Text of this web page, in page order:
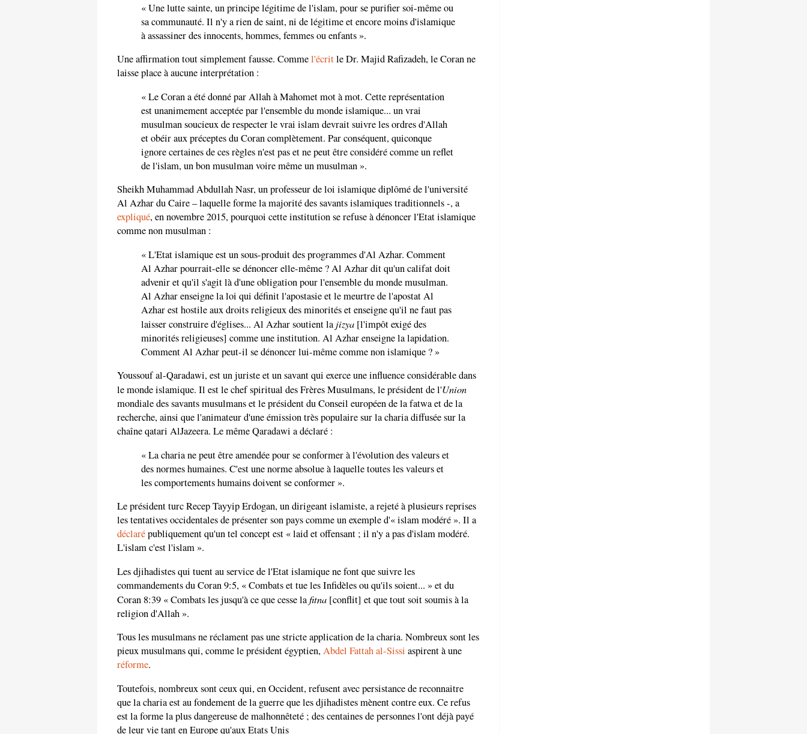
« Une lutte sainte, un principe légitime de l'islam, pour se purifier soi-même ou
sa communauté. Il n'y a rien de saint, ni de légitime et encore moins d'islamique
à assassiner des innocents, hommes, femmes ou enfants ».
Une affirmation tout simplement fausse. Commel'écritle Dr. Majid Rafizadeh, le Coran ne
laisse place à aucune interprétation :
« Le Coran a été donné par Allah à Mahomet mot à mot. Cette représentation
est unanimement acceptée par l'ensemble du monde islamique... un vrai
musulman soucieux de respecter le vrai islam devrait suivre les ordres d'Allah
et obéir aux préceptes du Coran complètement. Par conséquent, quiconque
ignore certaines de ces règles n'est pas et ne peut être considéré comme un reflet
de l'islam, un bon musulman voire même un musulman ».
Sheikh Muhammad Abdullah Nasr, un professeur de loi islamique diplômé de l'université
Al Azhar du Caire – laquelle forme la majorité des savants islamiques traditionnels -, a
expliqué, en novembre 2015, pourquoi cette institution se refuse à dénoncer l'Etat islamique
comme non musulman :
« L'Etat islamique est un sous-produit des programmes d'Al Azhar. Comment
Al Azhar pourrait-elle se dénoncer elle-même ? Al Azhar dit qu'un califat doit
advenir et qu'il s'agit là d'une obligation pour l'ensemble du monde musulman.
Al Azhar enseigne la loi qui définit l'apostasie et le meurtre de l'apostat Al
Azhar est hostile aux droits religieux des minorités et enseigne qu'il ne faut pas
laisser construire d'églises... Al Azhar soutient la jizya [l'impôt exigé des
minorités religieuses] comme une institution. Al Azhar enseigne la lapidation.
Comment Al Azhar peut-il se dénoncer lui-même comme non islamique ? »
Youssouf al-Qaradawi, est un juriste et un savant qui exerce une influence considérable dans
le monde islamique. Il est le chef spiritual des Frères Musulmans, le président de l'Union
mondiale des savants musulmans et le président du Conseil européen de la fatwa et de la
recherche, ainsi que l'animateur d'une émission très populaire sur la charia diffusée sur la
chaîne qatari AlJazeera. Le même Qaradawi a déclaré :
« La charia ne peut être amendée pour se conformer à l'évolution des valeurs et
des normes humaines. C'est une norme absolue à laquelle toutes les valeurs et
les comportements humains doivent se conformer ».
Le président turc Recep Tayyip Erdogan, un dirigeant islamiste, a rejeté à plusieurs reprises
les tentatives occidentales de présenter son pays comme un exemple d'« islam modéré ». Il a
déclarépubliquement qu'un tel concept est « laid et offensant ; il n'y a pas d'islam modéré.
L'islam c'est l'islam ».
Les djihadistes qui tuent au service de l'Etat islamique ne font que suivre les
commandements du Coran 9:5, « Combats et tue les Infidèles ou qu'ils soient... » et du
Coran 8:39 « Combats les jusqu'à ce que cesse lafitna [conflit] et que tout soit soumis à la
religion d'Allah ».
Tous les musulmans ne réclament pas une stricte application de la charia. Nombreux sont les
pieux musulmans qui, comme le président égyptien,Abdel Fattah al-Sissi aspirent à une
réforme.
Toutefois, nombreux sont ceux qui, en Occident, refusent avec persistance de reconnaitre
que la charia est au fondement de la guerre que les djihadistes mènent contre eux. Ce refus
est la forme la plus dangereuse de malhonnêteté ; des centaines de personnes l'ont déjà payé
de leur vie tant en Europe qu'aux Etats Unis